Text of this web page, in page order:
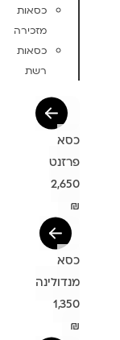
כסאות
מזכירה
כסאות
רשת
כסא
פרזנט
2,650
₪
כסא
מנדולינה
1,350
₪